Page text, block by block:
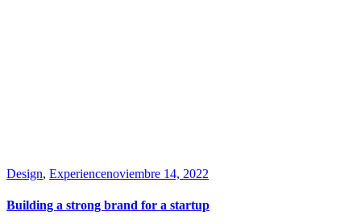
Design, Experiencenoviembre 14, 2022
Building a strong brand for a startup